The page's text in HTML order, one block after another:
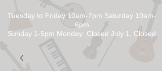
Tuesday to Friday 10am-7pm Saturday 10am-
6pm
Sunday 1-5pm Monday: Closed July 1, Closed